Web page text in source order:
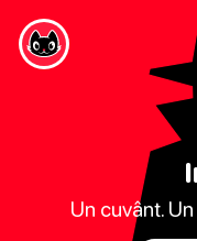
Un cuvânt.